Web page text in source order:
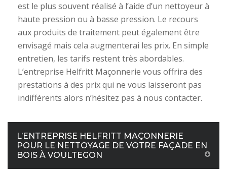
est le plus souvent réalisé à l’aide d’un nettoyeur à
haute pression ou à basse pression. Le recours
aux produits de traitement peut également être
envisagé mais cela augmenterai les prix. En simple
entretien, les tarifs restent très abordables.
L’entreprise Helfritt Maçonnerie vous offrira des
prestations à des prix qui ne vous laisseront pas
indifférents alors n’hésitez pas à nous contacter.
L’ENTREPRISE HELFRITT MAÇONNERIE
POUR LE NETTOYAGE DE VOTRE FAÇADE EN
BOIS À VOULTEGON